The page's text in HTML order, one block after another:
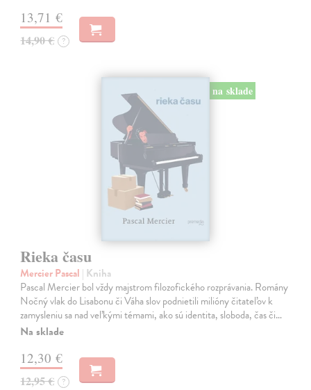
13,71 €
14,90 € ?
na sklade
Rieka času
Mercier Pascal | Kniha
Pascal Mercier bol vždy majstrom filozofického rozprávania. Romány
Nočný vlak do Lisabonu či Váha slov podnietili milióny čitateľov k
zamysleniu sa nad veľkými témami, ako sú identita, sloboda, čas či…
Na sklade
12,30 €
12,95 € ?